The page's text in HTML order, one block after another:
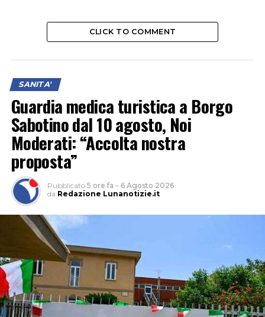
CLICK TO COMMENT
SANITA'
Guardia medica turistica a Borgo
Sabotino dal 10 agosto, Noi
Moderati: “Accolta nostra
proposta”
Pubblicato 5 ore fa – 6 Agosto 2026
da Redazione Lunanotizie.it